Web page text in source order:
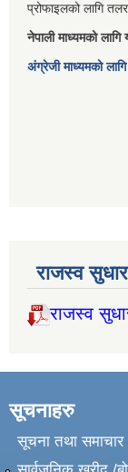
प्रोफाइलको लागि
नेपाली माध्यमको
अंग्रेजी माध्यमको
राजस्व
राजस्व
सूचनाहरु
सूचना तथा समाचार